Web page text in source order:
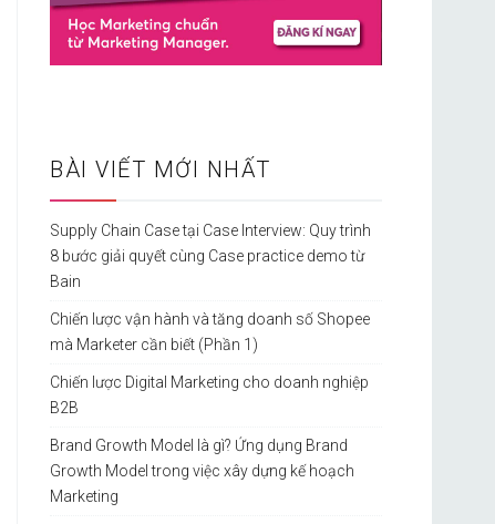
BÀI VIẾT MỚI NHẤT
Supply Chain Case tại Case Interview: Quy trình
8 bước giải quyết cùng Case practice demo từ
Bain
Chiến lược vận hành và tăng doanh số Shopee
mà Marketer cần biết (Phần 1)
Chiến lược Digital Marketing cho doanh nghiệp
B2B
Brand Growth Model là gì? Ứng dụng Brand
Growth Model trong việc xây dựng kế hoạch
Marketing